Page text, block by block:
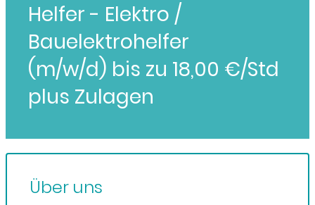
Helfer - Elektro /
Bauelektrohelfer
(m/w/d) bis zu 18,00 €/Std
plus Zulagen
Über uns